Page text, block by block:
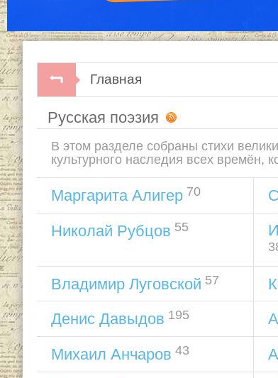
Главная
Русская поэзия
В этом разделе собраны стихи
культурного наследия всех времён,
Маргарита Алигер 70
Николай Рубцов 55
Владимир Луговской 57
Денис Давыдов 195
Михаил Анчаров 43